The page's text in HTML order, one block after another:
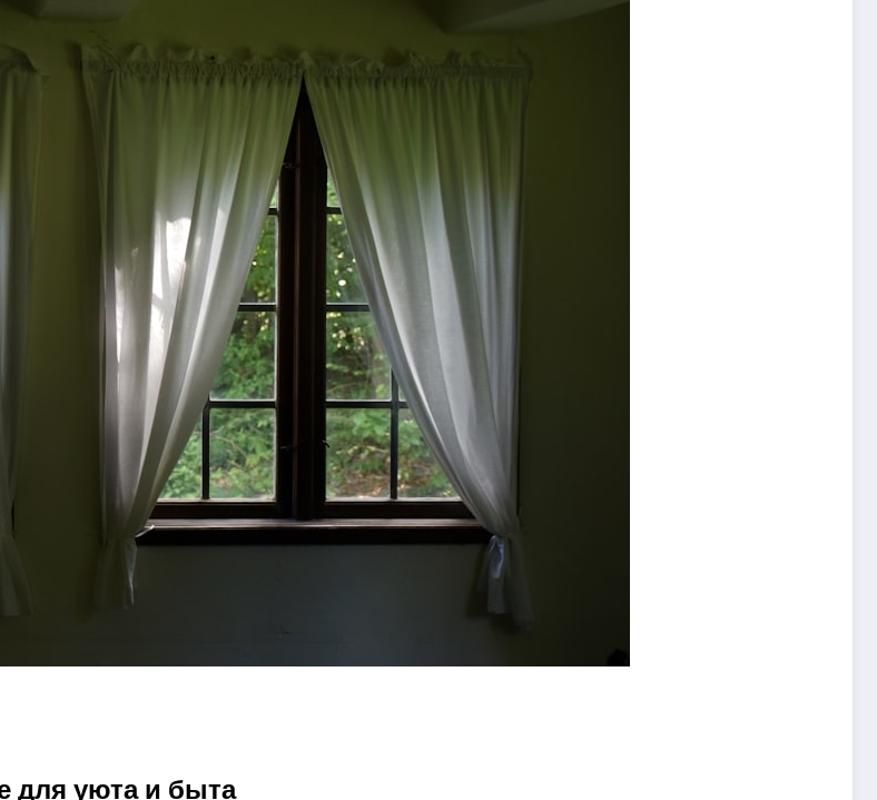
для уюта и быта